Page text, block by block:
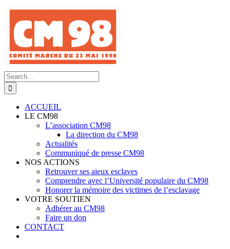
Skip
content
Search
for:
ACCUEIL
LE CM98
L’association CM98
La direction du CM98
Actualités
Communiqué de presse CM98
NOS ACTIONS
Retrouver ses aieux esclaves
Comprendre avec l’Université populaire du CM98
Honorer la mémoire des victimes de l’esclavage
VOTRE SOUTIEN
Adhérer au CM98
Faire un don
CONTACT